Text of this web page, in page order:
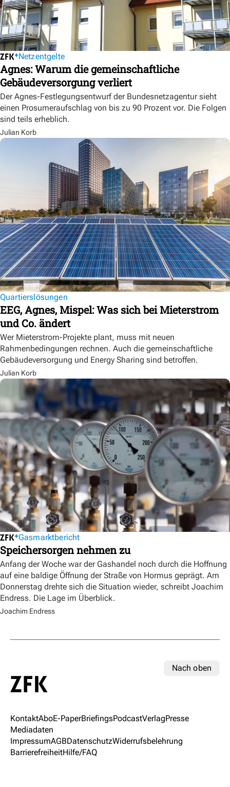
Netzentgelte
Agnes: Warum die gemeinschaftliche
Gebäudeversorgung verliert
Der Agnes-Festlegungsentwurf der Bundesnetzagentur sieht
einen Prosumeraufschlag von bis zu 90 Prozent vor. Die Folgen
sind teils erheblich.
Julian Korb
Quartierslösungen
EEG, Agnes, Mispel: Was sich bei Mieterstrom
und Co. ändert
Wer Mieterstrom-Projekte plant, muss mit neuen
Rahmenbedingungen rechnen. Auch die gemeinschaftliche
Gebäudeversorgung und Energy Sharing sind betroffen.
Julian Korb
Gasmarktbericht
Speichersorgen nehmen zu
Anfang der Woche war der Gashandel noch durch die Hoffnung
auf eine baldige Öffnung der Straße von Hormus geprägt. Am
Donnerstag drehte sich die Situation wieder, schreibt Joachim
Endress. Die Lage im Überblick.
Joachim Endress
Nach oben
KontaktAboE-PaperBriefingsPodcastVerlagPresse
Mediadaten
ImpressumAGBDatenschutzWiderrufsbelehrung
BarrierefreiheitHilfe/FAQ